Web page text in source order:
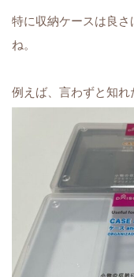
特に収納ケースは良
ね。
例えば、言わずと知れ